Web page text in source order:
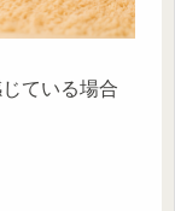
ている場合